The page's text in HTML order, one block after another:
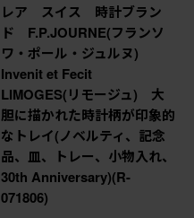
レア スイス 時計ブラン
ド F.P.JOURNE(フランソ
ワ・ポール・ジュルヌ)
Invenit et Fecit
LIMOGES(リモージュ) 大
胆に描かれた時計柄が印象的
なトレイ(ノベルティ、記念
品、皿、トレー、小物入れ、
30th Anniversary)(R-
071806)